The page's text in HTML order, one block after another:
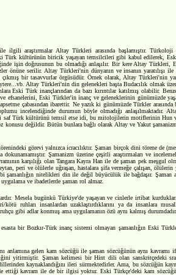
araştırmalar Altay Türkleri arasında başlamıştır. Türkoloji
Türk kültürünün biricik yaşayan temsilcileri gibi kabul edilerek,
işin doğrusunun bu olmadığı anlaşılır. Bir kere Altay
önüne serilir. Altay Türkleri'nin dünyanın ve insanın
bir tasavvurlar örgüsüdür. Örnek olarak, Altay Türkleri'nin
Altay Türkleri'nin din gelenekleri başta Budacılık olmak
Eski Türk inançlarından da bazı kırıntılar katılmış olabilir.
efsanelerini, Eski Türkler'in inanç ve geleneklerinin günümüzde
çabasından ibarettir. Ne yazık ki günümüzde Türkler
incelendiğinde durumun böyle olmadığı
Türk kültürünü temsil etse idi, bu mitolojilerin motiflerinin Hun
konusu değildir. Bütün bunlara bağlı olarak Altay ve Yakut
görevi yalnızca icracılıktır. Şaman birçok dini törene de
dokunamamıştır. Şamanizm üzerine çeşitli araştırmaları ve
karşılığı olan Tangara Kayra Han ile de şaman pek
peri ve ölülerle uğraşan, hastalara şifa vermeğe çalışan,
nitelikleri din ile değil büyücülük ile bağdaşır. Şaman
ve ibadetlerde şaman rol almaz.
Mesela bugünkü Türkiye'de yaşayan ve cinlerle irtibat
kötü ruhları insanlardan uzaklaştırdıklarını ya da insanlara
gibi adlar konmuş ama uygulamanın özü aynı kalmış durumdadır.
bir Bozkır-Türk inanç sistemi olmayan şamanlığın Eski
anlamına gelen kam sözcüğü ile şaman sözcüğünün aynı
yitirmiştir. Şaman kelimesi bir Hint dili olan sanskritçedeki
kaynaklandığını ileri sürmektedirler. Ama, bu sözcüğün
kavram ile de bir ilgisi yoktur. Eski Türkçe'deki kam sözcüğü